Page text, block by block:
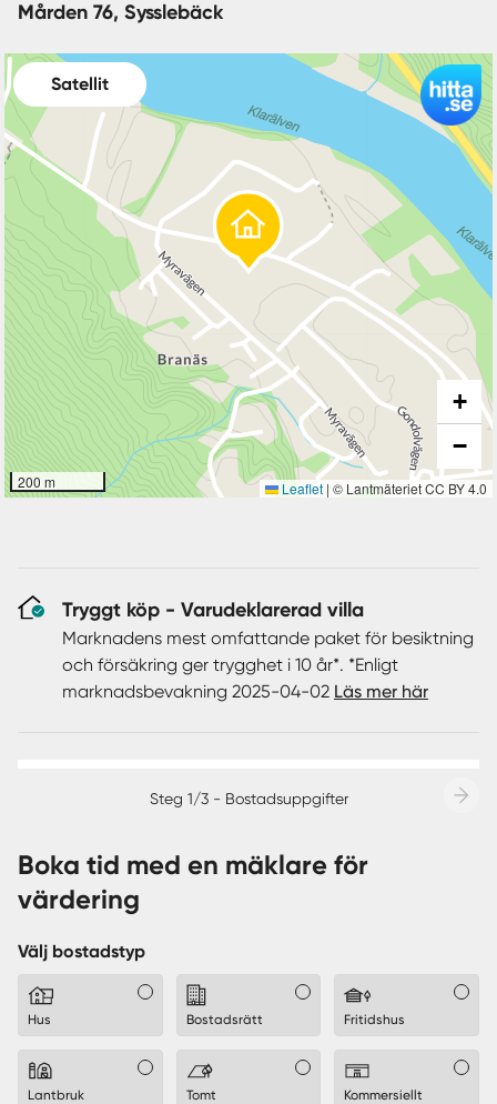
Mården 76, Sysslebäck
Satellit
200 m
+
−
Leaflet | © Lantmäteriet CC BY 4.0
Tryggt köp - Varudeklarerad villa
Marknadens mest omfattande paket för besiktning
och försäkring ger trygghet i 10 år*. *Enligt
marknadsbevakning 2025-04-02 Läs mer här
Steg 1/3 - Bostadsuppgifter
Boka tid med en mäklare för
värdering
Välj bostadstyp
Hus Bostadsrätt Fritidshus
Lantbruk Tomt Kommersiellt